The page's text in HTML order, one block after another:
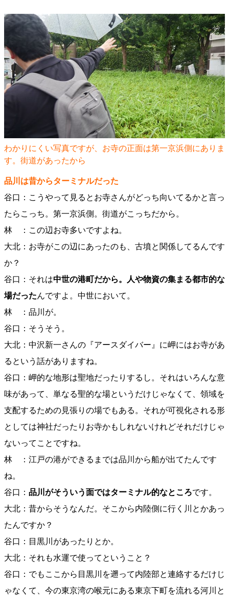
わかりにくい写真ですが、お寺の正面は第一京浜側にありま
す。街道があったから
品川は昔からターミナルだった
谷口：こうやって見るとお寺さんがどっち向いてるかと言っ
たらこっち。第一京浜側。街道がこっちだから。
林 ：この辺お寺多いですよね。
大北：お寺がこの辺にあったのも、古墳と関係してるんです
か？
谷口：それは中世の港町だから。人や物資の集まる都市的な
場だったんですよ。中世において。
林 ：品川が。
谷口：そうそう。
大北：中沢新一さんの『アースダイバー』に岬にはお寺があ
るという話がありますね。
谷口：岬的な地形は聖地だったりするし。それはいろんな意
味があって、単なる聖的な場というだけじゃなくて、領域を
支配するための見張りの場でもある。それが可視化される形
としては神社だったりお寺かもしれないけれどそれだけじゃ
ないってことですね。
林 ：江戸の港ができるまでは品川から船が出てたんです
ね。
谷口： 品川がそういう面ではターミナル的なところです。
大北：昔からそうなんだ。そこから内陸側に行く川とかあっ
たんですか？
谷口：目黒川があったりとか。
大北：それも水運で使ってということ？
谷口：でもここから目黒川を遡って内陸部と連絡するだけじ
ゃなくて、今の東京湾の喉元にある東京下町を流れる河川と